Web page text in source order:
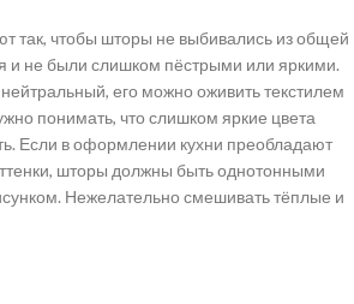
так, чтобы шторы не выбивались из общей
и не были слишком пёстрыми или яркими.
его можно оживить текстилем
понимать, что слишком яркие цвета
Если в оформлении кухни преобладают
шторы должны быть однотонными
Нежелательно смешивать тёплые и